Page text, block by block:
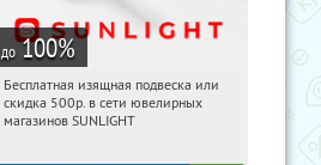
до 100%
17:33:59 Получили:
Россия
Бесплатная изящная подвеска или
скидка 500р. в сети ювелирных
магазинов SUNLIGHT